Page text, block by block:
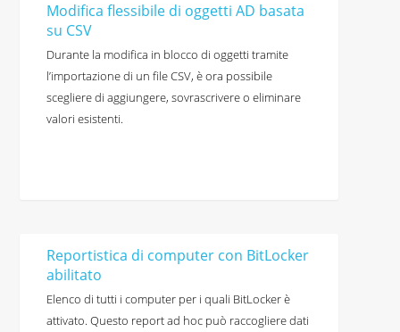
Modifica flessibile di oggetti AD basata
su CSV
Durante la modifica in blocco di oggetti tramite
l’importazione di un file CSV, è ora possibile
scegliere di aggiungere, sovrascrivere o eliminare
valori esistenti.
Reportistica di computer con BitLocker
abilitato
Elenco di tutti i computer per i quali BitLocker è
attivato. Questo report ad hoc può raccogliere dati